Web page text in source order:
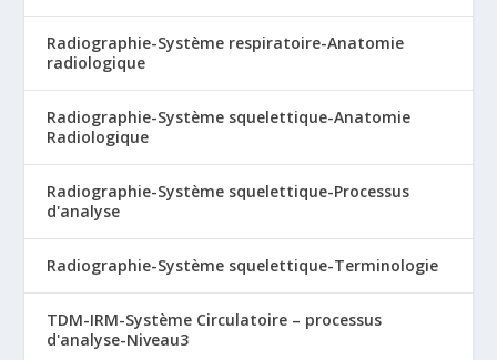
Radiographie-Système respiratoire-Anatomie
radiologique
Radiographie-Système squelettique-Anatomie
Radiologique
Radiographie-Système squelettique-Processus
d'analyse
Radiographie-Système squelettique-Terminologie
TDM-IRM-Système Circulatoire – processus
d'analyse-Niveau3